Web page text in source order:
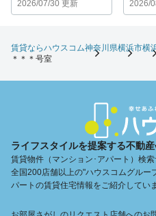
2026/07/30 更新
2026/
賃貸ならハウスコム神奈川県横浜市横
＊＊＊号室
ライフスタイルを提案する不動
賃貸物件（マンション･アパート）検
全国200店舗以上の"ハウスコムグルー
パートの賃貸住宅情報をご紹介してい